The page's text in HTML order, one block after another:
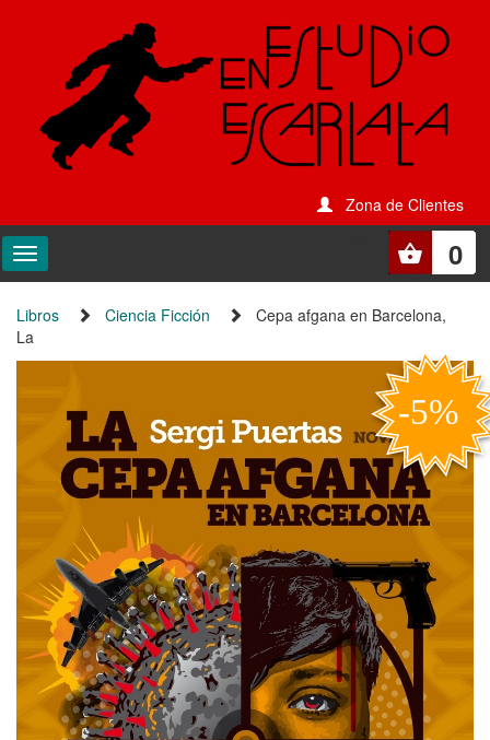
Zona de Clientes
0
Libros Ciencia Ficción
Cepa afgana en Barcelona,
La